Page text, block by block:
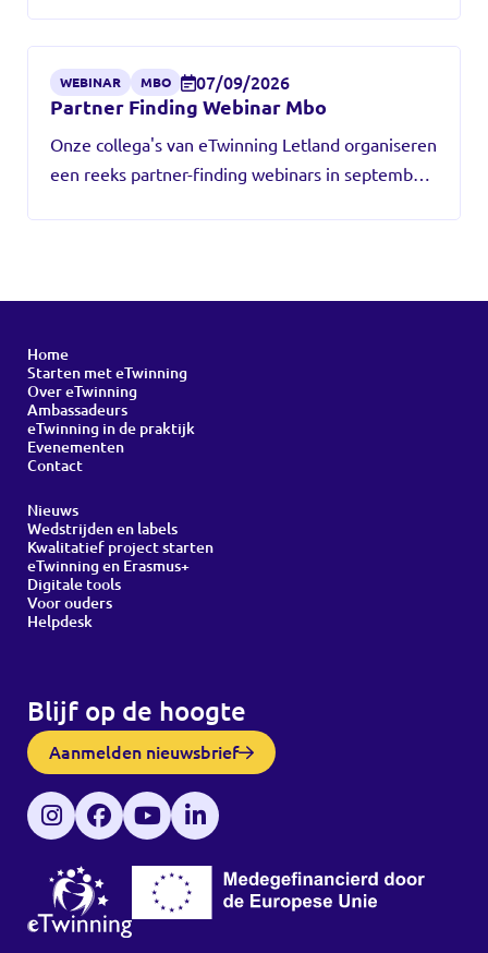
WEBINAR MBO 07/09/2026
Partner Finding Webinar Mbo
Onze collega's van eTwinning Letland organiseren
een reeks partner-finding webinars in september
inspireren door Europese mbo-docenten!
Home
Starten met eTwinning
Over eTwinning
Ambassadeurs
eTwinning in de praktijk
Evenementen
Contact
Nieuws
Wedstrijden en labels
Kwalitatief project starten
eTwinning en Erasmus+
Digitale tools
Voor ouders
Helpdesk
Blijf op de hoogte
Aanmelden nieuwsbrief